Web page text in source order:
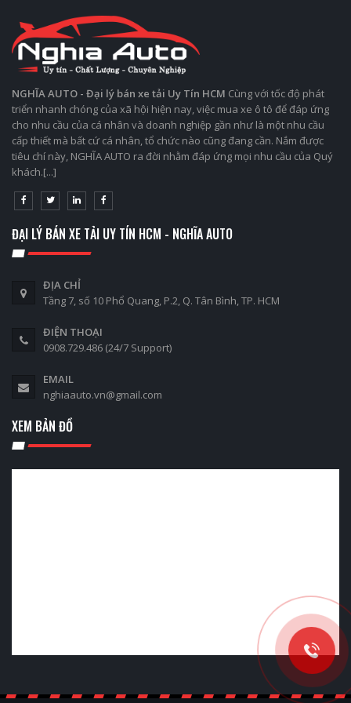
NGHĨA AUTO - Đại lý bán xe tải Uy Tín HCM Cùng với tốc độ phát
triển nhanh chóng của xã hội hiện nay, việc mua xe ô tô để đáp ứng
cho nhu cầu của cá nhân và doanh nghiệp gần như là một nhu cầu
cấp thiết mà bất cứ cá nhân, tổ chức nào cũng đang cần. Nắm được
tiêu chí này, NGHĨA AUTO ra đời nhằm đáp ứng mọi nhu cầu của Quý
khách.[...]
ĐẠI LÝ BÁN XE TẢI UY TÍN HCM - NGHĨA AUTO
ĐỊA CHỈ
Tầng 7, số 10 Phổ Quang, P.2, Q. Tân Bình, TP. HCM
ĐIỆN THOẠI
0908.729.486 (24/7 Support)
EMAIL
nghiaauto.vn@gmail.com
XEM BẢN ĐỒ